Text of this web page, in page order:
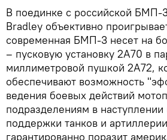
В поединке с российской БМП-
Bradley объективно
современная БМП-3 несет на
– пусковую установку 2А70 в
миллиметровой пушкой 2А72,
обеспечивают возможность
ведения боевых действий
подразделениям в
поддержки танков и
гарантированно поразит